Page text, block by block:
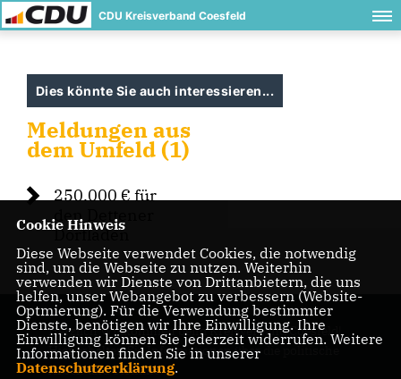
CDU Kreisverband Coesfeld
Dies könnte Sie auch interessieren...
Meldungen aus
dem Umfeld (1)
250.000 € für
den Dettener
Dorfladen
Herzlich Willkommen beim Kreisverband Coesfeld!
Hier erhalten Sie Informationen über die politische
Arbeit und Termine.
Cookie Hinweis
Diese Webseite verwendet Cookies, die notwendig
sind, um die Webseite zu nutzen. Weiterhin
verwenden wir Dienste von Drittanbietern, die uns
helfen, unser Webangebot zu verbessern (Website-
Optmierung). Für die Verwendung bestimmter
Dienste, benötigen wir Ihre Einwilligung. Ihre
Einwilligung können Sie jederzeit widerrufen. Weitere
Informationen finden Sie in unserer
Datenschutzerklärung.